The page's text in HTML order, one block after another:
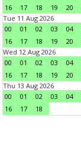
16
17 18 19 20
Tue 11 Aug 2026
00
01 02 03 04
16
17 18 19 20
Wed 12 Aug 2026
00
01 02 03 04
16
17 18 19 20
Thu 13 Aug 2026
00
01 02 03 04
16
17 18